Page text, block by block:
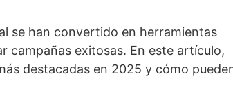
se han convertido en herramientas
campañas exitosas. En este artículo,
destacadas en 2025 y cómo